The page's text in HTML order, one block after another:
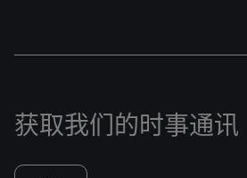
获取我们的时事通讯